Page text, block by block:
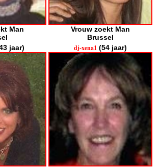
Man
Vrouw zoekt Man
Brussel
jaar) dj-xena1 (54 jaar)